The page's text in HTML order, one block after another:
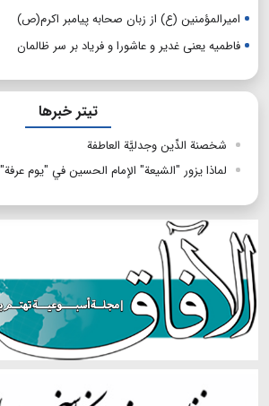
امیرالمؤمنین (ع) از زبان صحابه پیامبر اکرم(ص)
فاطمیه یعنی غدیر و عاشورا و فریاد بر سر ظالمان
تیتر خبرها
شخصنة الدِّين وجدليَّة العاطفة
لماذا يزور "الشيعة" الإمام الحسين في "يوم